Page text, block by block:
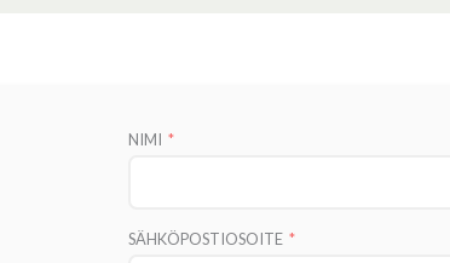
NIMI
SÄHKÖPOSTIOSOITE